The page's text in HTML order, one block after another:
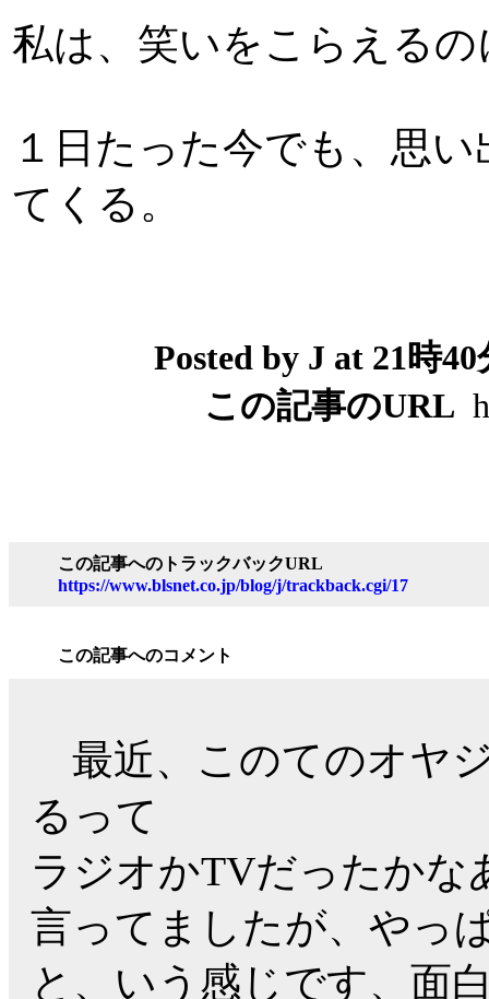
私は、笑いをこらえる
１日たった今でも、思
てくる。
Posted by J at 21時
この記事のURL
この記事へのトラックバックURL
https://www.blsnet.co.jp/blog/j/trackback.cgi/17
この記事へのコメント
最近、このてのオヤ
るって
ラジオかTVだったかな
言ってましたが、やっ
と、いう感じです、面